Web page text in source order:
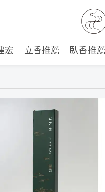
宏 立香推薦 臥香推薦